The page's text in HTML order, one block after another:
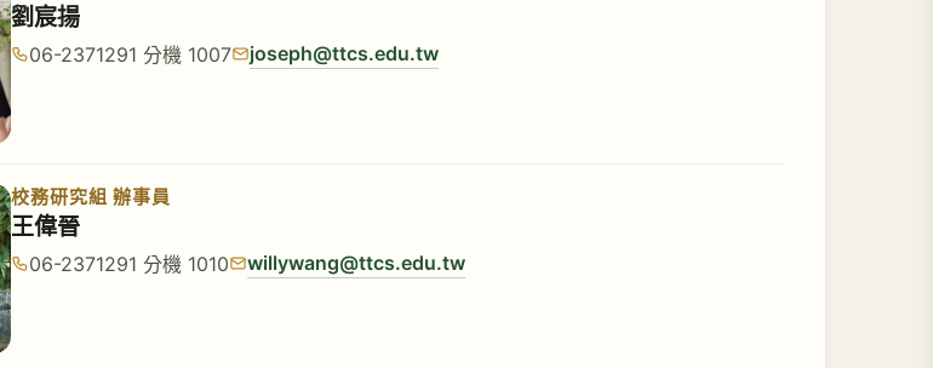
劉宸揚
06-2371291 分機 1007 joseph@ttcs.edu.tw
校務研究組 辦事員
王偉晉
06-2371291 分機 1010 willywang@ttcs.edu.tw